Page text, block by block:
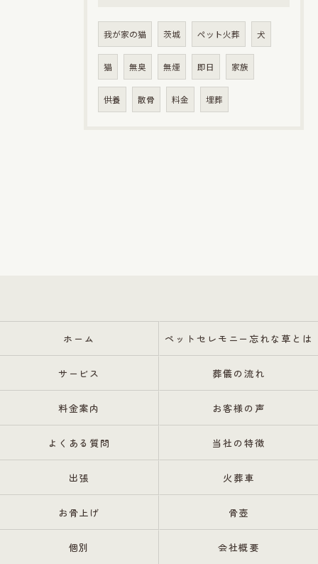
我が家の猫 茨城 ペット火葬 犬
猫 無臭 無煙 即日 家族
供養 散骨 料金 埋葬
ホーム ペットセレモニー忘れな草とは
サービス 葬儀の流れ
料金案内 お客様の声
よくある質問 当社の特徴
出張 火葬車
お骨上げ 骨壺
個別 会社概要